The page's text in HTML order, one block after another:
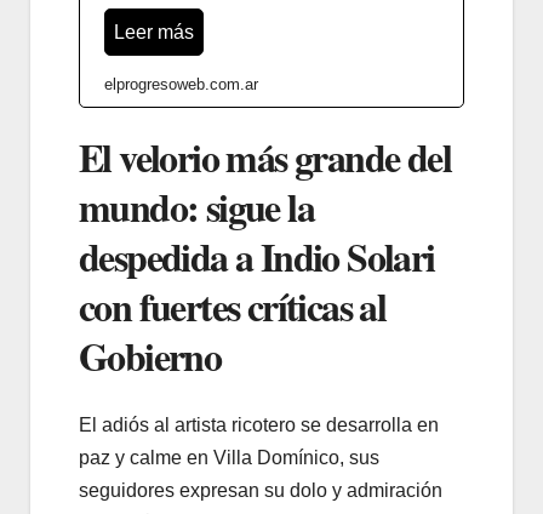
Leer más
elprogresoweb.com.ar
El velorio más grande del
mundo: sigue la
despedida a Indio Solari
con fuertes críticas al
Gobierno
El adiós al artista ricotero se desarrolla en
paz y calme en Villa Domínico, sus
seguidores expresan su dolo y admiración